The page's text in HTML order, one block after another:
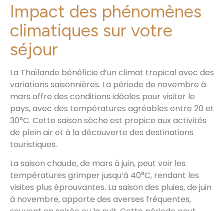
Impact des phénomènes
climatiques sur votre
séjour
La Thaïlande bénéficie d’un climat tropical avec des
variations saisonnières. La période de novembre à
mars offre des conditions idéales pour visiter le
pays, avec des températures agréables entre 20 et
30°C. Cette saison sèche est propice aux activités
de plein air et à la découverte des destinations
touristiques.
La saison chaude, de mars à juin, peut voir les
températures grimper jusqu’à 40°C, rendant les
visites plus éprouvantes. La saison des pluies, de juin
à novembre, apporte des averses fréquentes,